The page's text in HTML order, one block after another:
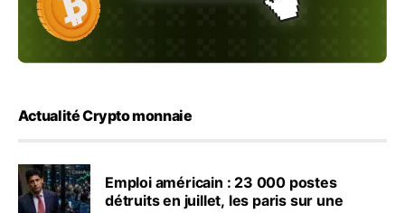
Actualité Crypto monnaie
Emploi américain : 23 000 postes
détruits en juillet, les paris sur une